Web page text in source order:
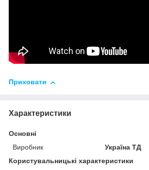
Приховати
Характеристики
Основні
Виробник
Україна ТД
Користувальницькі характеристики